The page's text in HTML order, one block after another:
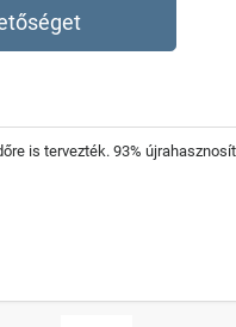
is tervezték. 93%